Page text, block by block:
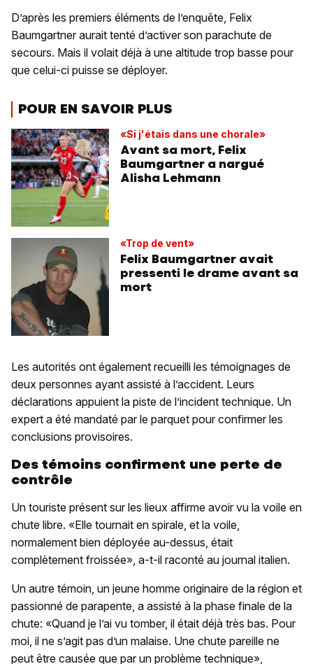
D’après les premiers éléments de l’enquête, Felix
Baumgartner aurait tenté d’activer son parachute de
secours. Mais il volait déjà à une altitude trop basse pour
que celui-ci puisse se déployer.
POUR EN SAVOIR PLUS
«Si j'étais dans une chorale»
Avant sa mort, Felix
Baumgartner a nargué
Alisha Lehmann
«Trop de vent»
Felix Baumgartner avait
pressenti le drame avant sa
mort
Les autorités ont également recueilli les témoignages de
deux personnes ayant assisté à l’accident. Leurs
déclarations appuient la piste de l’incident technique. Un
expert a été mandaté par le parquet pour confirmer les
conclusions provisoires.
Des témoins confirment une perte de
contrôle
Un touriste présent sur les lieux affirme avoir vu la voile en
chute libre. «Elle tournait en spirale, et la voile,
normalement bien déployée au-dessus, était
complètement froissée», a-t-il raconté au journal italien.
Un autre témoin, un jeune homme originaire de la région et
passionné de parapente, a assisté à la phase finale de la
chute: «Quand je l’ai vu tomber, il était déjà très bas. Pour
moi, il ne s’agit pas d’un malaise. Une chute pareille ne
peut être causée que par un problème technique»,